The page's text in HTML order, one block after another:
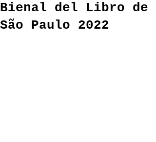
Bienal del Libro de
São Paulo 2022